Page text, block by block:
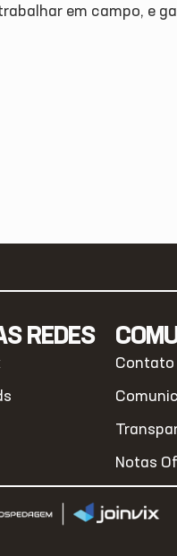
em campo, e
REDES
Contato
Notas